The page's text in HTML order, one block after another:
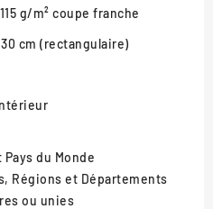
g/m² coupe franche
cm (rectangulaire)
du Monde
Régions et Départements
ou unies